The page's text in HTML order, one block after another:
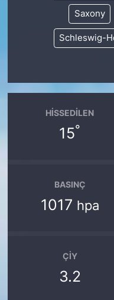
Saxony
Schleswig-
HISSEDILEN
15°
BASINÇ
1017 hpa
ÇIY
3.2